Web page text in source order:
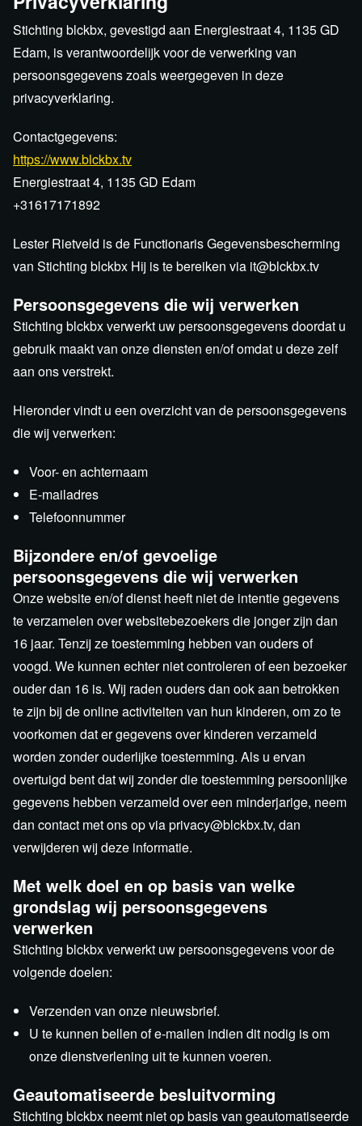
Stichting blckbx, gevestigd aan Energiestraat 4, 1135 GD
Edam, is verantwoordelijk voor de verwerking van
persoonsgegevens zoals weergegeven in deze
privacyverklaring.
Contactgegevens:
https://www.blckbx.tv
Energiestraat 4, 1135 GD Edam
+31617171892
Lester Rietveld is de Functionaris Gegevensbescherming
van Stichting blckbx Hij is te bereiken via it@blckbx.tv
Persoonsgegevens die wij verwerken
Stichting blckbx verwerkt uw persoonsgegevens doordat u
gebruik maakt van onze diensten en/of omdat u deze zelf
aan ons verstrekt.
Hieronder vindt u een overzicht van de persoonsgegevens
die wij verwerken:
Voor- en achternaam
E-mailadres
Telefoonnummer
Bijzondere en/of gevoelige
persoonsgegevens die wij verwerken
Onze website en/of dienst heeft niet de intentie gegevens
te verzamelen over websitebezoekers die jonger zijn dan
16 jaar. Tenzij ze toestemming hebben van ouders of
voogd. We kunnen echter niet controleren of een bezoeker
ouder dan 16 is. Wij raden ouders dan ook aan betrokken
te zijn bij de online activiteiten van hun kinderen, om zo te
voorkomen dat er gegevens over kinderen verzameld
worden zonder ouderlijke toestemming. Als u ervan
overtuigd bent dat wij zonder die toestemming persoonlijke
gegevens hebben verzameld over een minderjarige, neem
dan contact met ons op via privacy@blckbx.tv, dan
verwijderen wij deze informatie.
Met welk doel en op basis van welke
grondslag wij persoonsgegevens
verwerken
Stichting blckbx verwerkt uw persoonsgegevens voor de
volgende doelen:
Verzenden van onze nieuwsbrief.
U te kunnen bellen of e-mailen indien dit nodig is om
onze dienstverlening uit te kunnen voeren.
Geautomatiseerde besluitvorming
Stichting blckbx neemt niet op basis van geautomatiseerde